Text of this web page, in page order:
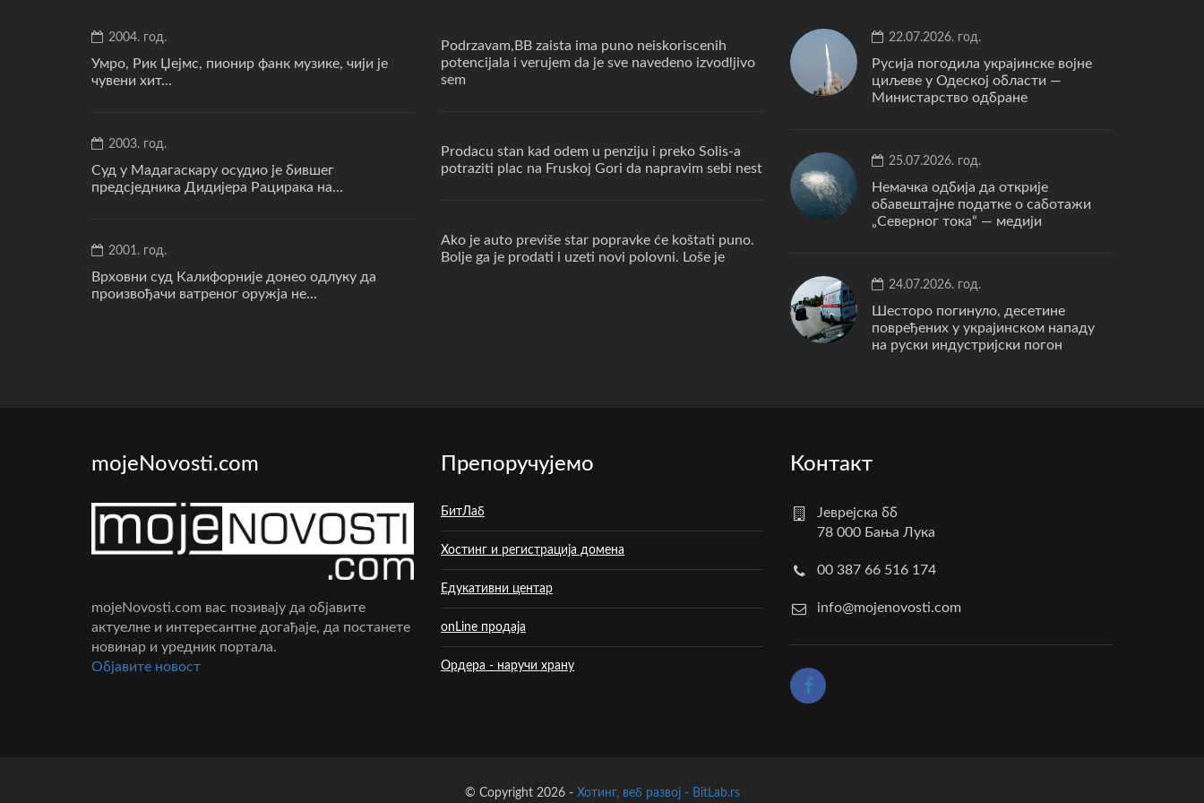
2004. год.
Умро, Рик Џејмс, пионир фанк музике, чији је
чувени хит...
2003. год.
Суд у Мадагаскару осудио је бившег
предсједника Дидијера Рацирака на...
2001. год.
Врховни суд Калифорније донео одлуку да
произвођачи ватреног оружја не...
Podrzavam,BB zaista ima puno neiskoriscenih
potencijala i verujem da je sve navedeno izvodljivo
sem
Prodacu stan kad odem u penziju i preko Solis-a
potraziti plac na Fruskoj Gori da napravim sebi nest
Ako je auto previše star popravke će koštati puno.
Bolje ga je prodati i uzeti novi polovni. Loše je
22.07.2026. год.
Русија погодила украјинске војне
циљеве у Одеској области —
Министарство одбране
25.07.2026. год.
Немачка одбија да открије
обавештајне податке о саботажи
„Северног тока“ — медији
24.07.2026. год.
Шесторо погинуло, десетине
повређених у украјинском нападу
на руски индустријски погон
mojeNovosti.com
mojeNovosti.com вас позивају да објавите
актуелне и интересантне догађаје, да постанете
новинар и уредник портала.
Oбјавите новост
Препоручујемо
БитЛаб
Хостинг и регистрација домена
Едукативни центар
onLine продаја
Ордера - наручи храну
Контакт
Јеврејска бб
78 000 Бања Лука
00 387 66 516 174
info@mojenovosti.com
© Copyright 2026 - Хотинг, веб развој - BitLab.rs